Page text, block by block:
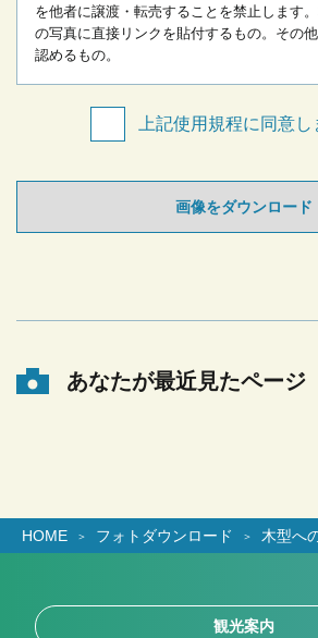
を他者に譲渡・転売することを禁止します。
の写真に直接リンクを貼付するもの。 その
認めるもの。
上記使用規程に同意し
画像をダウンロード
あなたが最近見たページ
HOME フォトダウンロード 木型へ
観光案内